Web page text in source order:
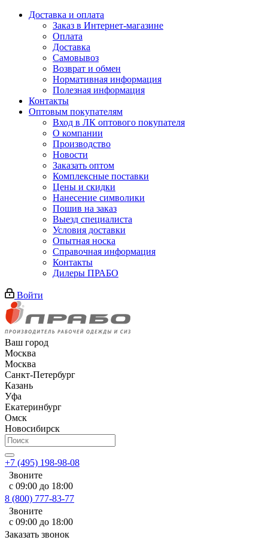
Доставка и оплата
Заказ в Интернет-магазине
Оплата
Доставка
Самовывоз
Возврат и обмен
Нормативная информация
Полезная информация
Контакты
Оптовым покупателям
Вход в ЛК оптового покупателя
О компании
Производство
Новости
Заказать оптом
Комплексные поставки
Цены и скидки
Нанесение символики
Пошив на заказ
Выезд специалиста
Условия доставки
Опытная носка
Справочная информация
Контакты
Дилеры ПРАБО
Войти
Ваш город
Москва
Москва
Санкт-Петербург
Казань
Уфа
Екатеринбург
Омск
Новосибирск
+7 (495) 198-98-08
Звоните
с 09:00 до 18:00
8 (800) 777-83-77
Звоните
с 09:00 до 18:00
Заказать звонок